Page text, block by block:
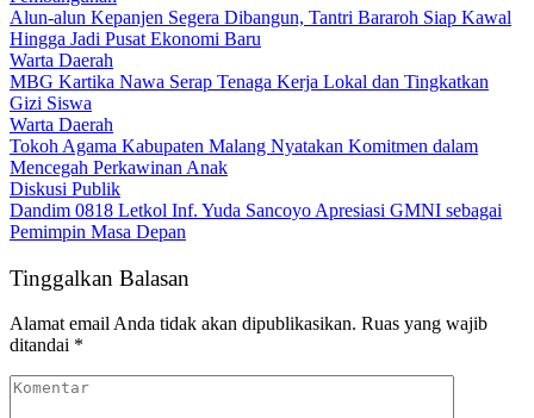
Alun-alun Kepanjen Segera Dibangun, Tantri Bararoh Siap Kawal
Hingga Jadi Pusat Ekonomi Baru
Warta Daerah
MBG Kartika Nawa Serap Tenaga Kerja Lokal dan Tingkatkan
Gizi Siswa
Warta Daerah
Tokoh Agama Kabupaten Malang Nyatakan Komitmen dalam
Mencegah Perkawinan Anak
Diskusi Publik
Dandim 0818 Letkol Inf. Yuda Sancoyo Apresiasi GMNI sebagai
Pemimpin Masa Depan
Tinggalkan Balasan
Alamat email Anda tidak akan dipublikasikan. Ruas yang wajib
ditandai *